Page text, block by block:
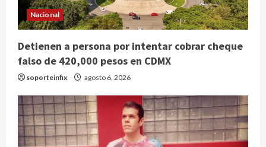
Nacional
Detienen a persona por intentar cobrar cheque
falso de 420,000 pesos en CDMX
soporteinfix agosto 6, 2026